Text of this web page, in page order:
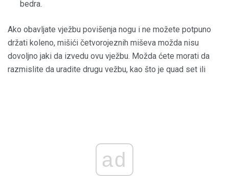
bedra.
Ako obavljate vježbu povišenja nogu i ne možete potpuno
držati koleno, mišići četvorojeznih miševa možda nisu
dovoljno jaki da izvedu ovu vježbu. Možda ćete morati da
razmislite da uradite drugu vežbu, kao što je quad set ili
ad